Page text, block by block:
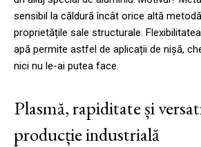
sensibil la căldură încât orice altă
proprietățile sale structurale.
apă permite astfel de aplicații de nișă,
nici nu le-ai putea face.
Plasmă, rapiditate și
producție industrială